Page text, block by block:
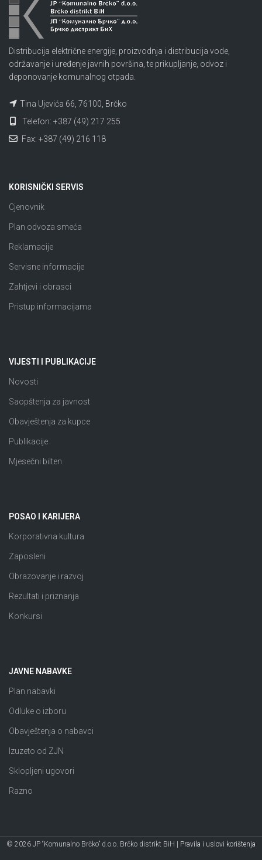
Distribucija električne energije, proizvodnja i distribucija vode,
održavanje i uređenje javnih površina, te prikupljanje, odvoz i
deponovanje komunalnog otpada.
Tina Ujevića 66, 76100, Brčko
Telefon: +387 (49) 217 255
Fax: +387 (49) 216 118
KORISNIČKI SERVIS
Cjenovnik
Plan odvoza smeća
Reklamacije
Servisne informacije
Zahtjevi i obrasci
Pristup informacijama
VIJESTI I PUBLIKACIJE
Novosti
Saopštenja za javnost
Obavještenja za kupce
Publikacije
Mjesečni bilten
POSAO I KARIJERA
Korporativna kultura
Zaposleni
Obrazovanje i razvoj
Rezultati i priznanja
Konkursi
JAVNE NABAVKE
Plan nabavki
Odluke o izboru
Obavještenja o nabavci
Izuzeto od ZJN
Sklopljeni ugovori
Razno
© 2026 JP “Komunalno Brčko” d.o.o. Brčko distrikt BiH | Pravila i uslovi korištenja